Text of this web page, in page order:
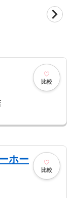
比較
ホー
比較